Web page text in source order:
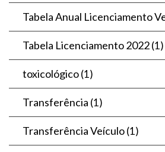
Tabela Anual Licenciamento
Tabela Licenciamento 2022(1)
toxicológico(1)
Transferência (1)
Transferência Veículo(1)